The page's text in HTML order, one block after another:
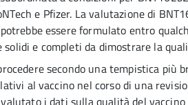
e Pfizer. La valutazione di
potrebbe essere formulato entro
e completi da dimostrare la
secondo una tempistica più
al vaccino nel corso di una
i dati sulla qualità del